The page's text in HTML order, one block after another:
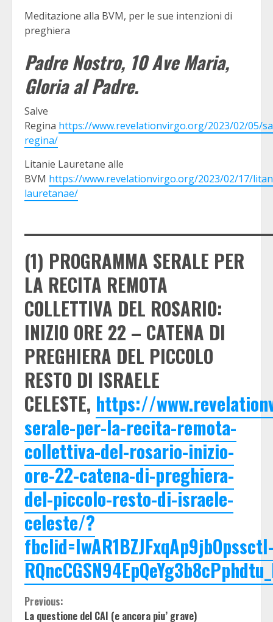
Meditazione alla BVM, per le sue intenzioni di
preghiera
Padre Nostro, 10 Ave Maria,
Gloria al Padre.
Salve
Regina https://www.revelationvirgo.org/2023/02/05/
regina/
Litanie Lauretane alle
BVM https://www.revelationvirgo.org/2023/02/17/
lauretanae/
(1) PROGRAMMA SERALE PER
LA RECITA REMOTA
COLLETTIVA DEL ROSARIO:
INIZIO ORE 22 – CATENA DI
PREGHIERA DEL PICCOLO
RESTO DI ISRAELE
CELESTE, https://
serale-per-la-recita-remota-
collettiva-del-rosario-inizio-
ore-22-catena-di-preghiera-
del-piccolo-resto-di-israele-
celeste/?
Continue
Previous:
La questione del CAI (e ancora piu’ grave)